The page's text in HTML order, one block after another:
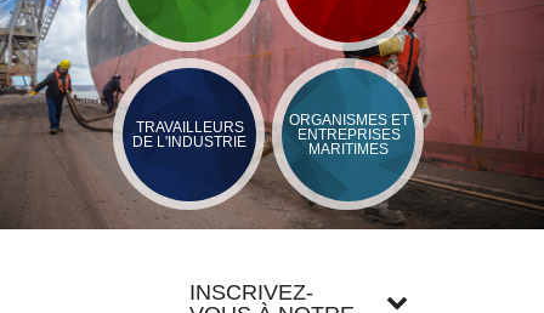
TRAVAILLEURS
DE L'INDUSTRIE
ORGANISMES ET
ENTREPRISES
MARITIMES
INSCRIVEZ-